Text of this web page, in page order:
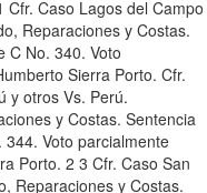
Caso Lagos del Campo
Reparaciones y Costas.
C No. 340. Voto
Sierra Porto. Cfr.
y otros Vs. Perú.
y Costas. Sentencia
Voto parcialmente
Porto. 2 3 Cfr. Caso San
Reparaciones y Costas.